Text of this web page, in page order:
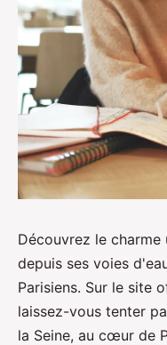
Découvrez le
depuis ses voies
Parisiens. Sur le site
laissez-vous tenter
la Seine, au cœur de